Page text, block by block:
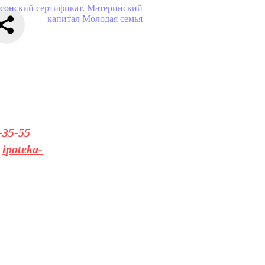
сертификат. Материнский
капитал Молодая семья
55
ipoteka-